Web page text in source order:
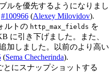
ルを優先するようになりまし
#100966 (Alexey Milovidov).
ルトの http_max_fields を
に引き下げました。また、
加しました。以前のより高い
(Sema Checherinda).
とにスナップショットする